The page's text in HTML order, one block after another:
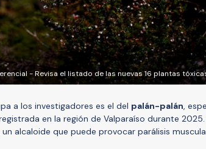
- Revisa el listado de las nuevas 16 plantas
a los investigadores es el del palán-palán,
en la región de Valparaíso durante 2025.
alcaloide que puede provocar parálisis